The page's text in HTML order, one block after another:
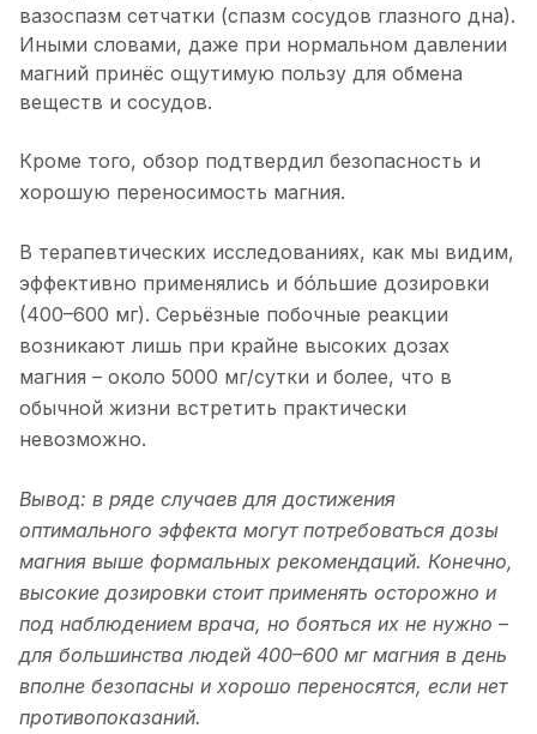
вазоспазм сетчатки (спазм сосудов глазного дна).
Иными словами, даже при нормальном давлении
магний принёс ощутимую пользу для обмена
веществ и сосудов.
Кроме того, обзор подтвердил безопасность и
хорошую переносимость магния.
В терапевтических исследованиях, как мы видим,
эффективно применялись и бóльшие дозировки
(400–600 мг). Серьёзные побочные реакции
возникают лишь при крайне высоких дозах
магния – около 5000 мг/сутки и более, что в
обычной жизни встретить практически
невозможно.
Вывод: в ряде случаев для достижения
оптимального эффекта могут потребоваться дозы
магния выше формальных рекомендаций. Конечно,
высокие дозировки стоит применять осторожно и
под наблюдением врача, но бояться их не нужно –
для большинства людей 400–600 мг магния в день
вполне безопасны и хорошо переносятся, если нет
противопоказаний.